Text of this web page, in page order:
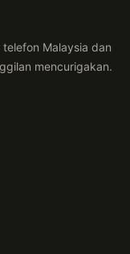
Malaysia dan
mencurigakan.